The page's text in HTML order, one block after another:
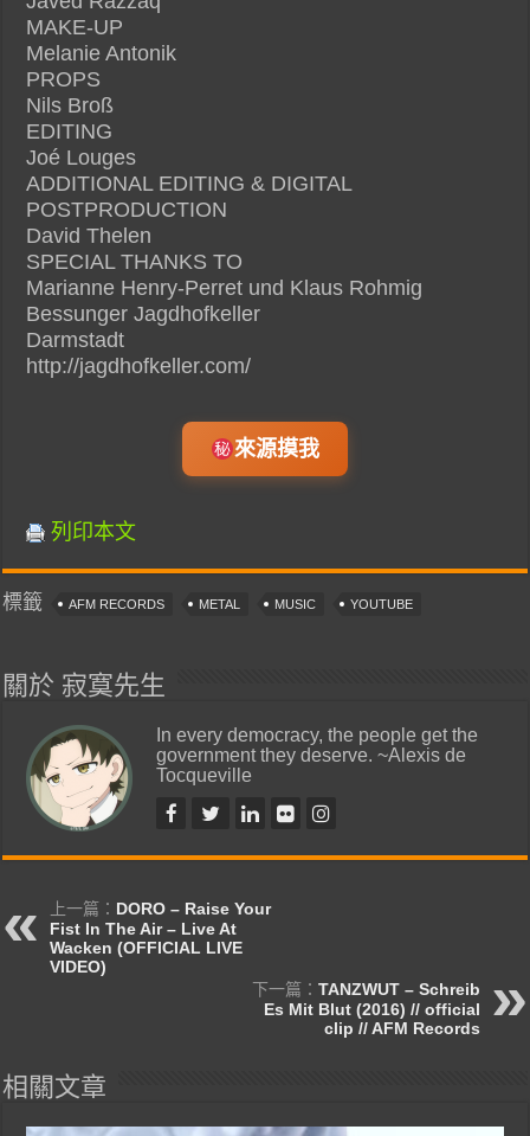
MAKE-UP
Melanie Antonik
PROPS
Nils Broß
EDITING
Joé Louges
ADDITIONAL EDITING & DIGITAL
POSTPRODUCTION
David Thelen
SPECIAL THANKS TO
Marianne Henry-Perret und Klaus Rohmig
Bessunger Jagdhofkeller
Darmstadt
http://jagdhofkeller.com/
來源摸我
列印本文
標籤 AFM RECORDS METAL MUSIC YOUTUBE
關於 寂寞先生
In every democracy, the people get the
government they deserve. ~Alexis de
Tocqueville
上一篇： DORO – Raise Your
Fist In The Air – Live At
Wacken (OFFICIAL LIVE
VIDEO)
下一篇： TANZWUT – Schreib
Es Mit Blut (2016) // official
clip // AFM Records
相關文章